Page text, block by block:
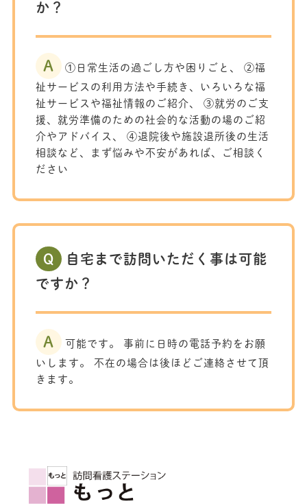
か？
A
①日常生活の過ごし方や困りごと、 ②福
祉サービスの利用方法や手続き、いろいろな福
祉サービスや福祉情報のご紹介、 ③就労のご支
援、就労準備のための社会的な活動の場のご紹
介やアドバイス、 ④退院後や施設退所後の生活
相談など、まず悩みや不安があれば、ご相談く
ださい
Q
自宅まで訪問いただく事は可能
ですか？
A
可能です。 事前に日時の電話予約をお願
いします。 不在の場合は後ほどご連絡させて頂
きます。